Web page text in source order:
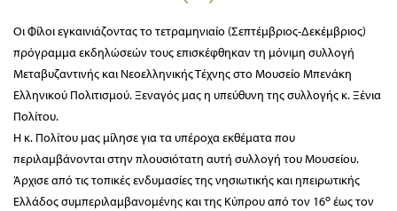
Οι Φίλοι εγκαινιάζοντας το τετραμηνιαίο (Σεπτέμβριος-Δεκέμβριος)
πρόγραμμα εκδηλώσεών τους επισκέφθηκαν τη μόνιμη συλλογή
Μεταβυζαντινής και Νεοελληνικής Τέχνης στο Μουσείο Μπενάκη
Ελληνικού Πολιτισμού. Ξεναγός μας η υπεύθυνη της συλλογής κ. Ξένια
Πολίτου.
Η κ. Πολίτου μας μίλησε για τα υπέροχα εκθέματα που
περιλαμβάνονται στην πλουσιότατη αυτή συλλογή του Μουσείου.
Άρχισε από τις τοπικές ενδυμασίες της νησιωτικής και ηπειρωτικής
Ελλάδος συμπεριλαμβανομένης και της Κύπρου από τον 16ο έως τον